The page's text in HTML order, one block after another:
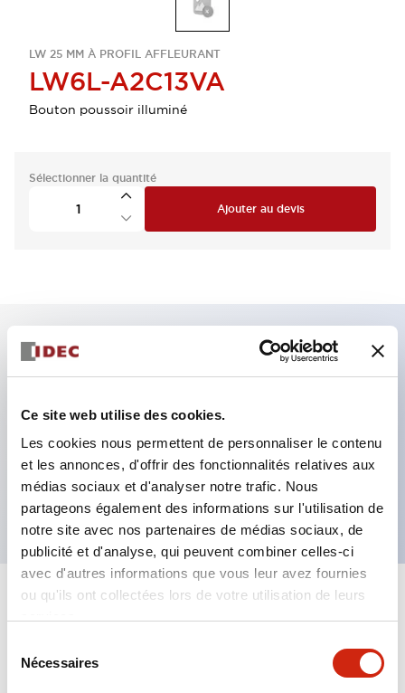
Ce site web utilise des cookies.
Les cookies nous permettent de personnaliser le contenu
et les annonces, d'offrir des fonctionnalités relatives aux
médias sociaux et d'analyser notre trafic. Nous
partageons également des informations sur l'utilisation de
notre site avec nos partenaires de médias sociaux, de
publicité et d'analyse, qui peuvent combiner celles-ci
avec d'autres informations que vous leur avez fournies
ou qu'ils ont collectées lors de votre utilisation de leurs
Nécessaires
LW 25 MM À PROFIL AFFLEURANT
LW6L-A2C13VA
Bouton poussoir illuminé
Sélectionner la quantité
Ajouter au devis
Fixation par regroupement possible
Le commutateur sélecteur avec clé adopte une
structure à goupille à cylindre haute sécurité
La structure de protection est IP65 (IEC60529)
Spécifications